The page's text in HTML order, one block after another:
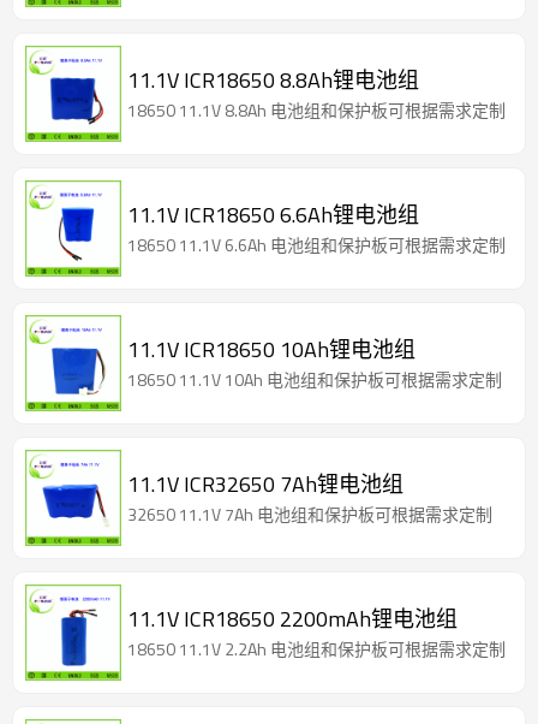
11.1V ICR18650 8.8Ah锂电池组
18650 11.1V 8.8Ah 电池组和保护板可根据需求定制
11.1V ICR18650 6.6Ah锂电池组
18650 11.1V 6.6Ah 电池组和保护板可根据需求定制
11.1V ICR18650 10Ah锂电池组
18650 11.1V 10Ah 电池组和保护板可根据需求定制
11.1V ICR32650 7Ah锂电池组
32650 11.1V 7Ah 电池组和保护板可根据需求定制
11.1V ICR18650 2200mAh锂电池组
18650 11.1V 2.2Ah 电池组和保护板可根据需求定制